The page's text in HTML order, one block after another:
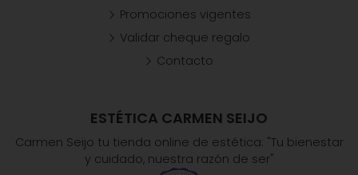
ESTÉTICA CARMEN SEIJO
Carmen Seijo tu tienda online de estética: "Tu bienestar
y cuidado, nuestra razón de ser"
Promociones vigentes
Validar cheque regalo
Contacto